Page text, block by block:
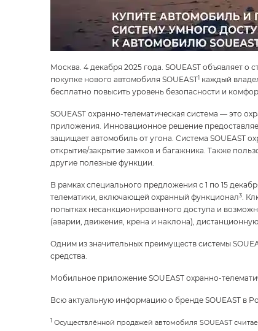
Москва. 4 декабря 2025 года. SOUEAST объявляет
покупке нового автомобиля SOUEAST1 каждый
бесплатно повысить уровень безопасности и
SOUEAST охранно-телематическая система — это
приложения. Инновационное решение
защищает автомобиль от угона. Система SOUEAST
открытие/закрытие замков и багажника. Также
другие полезные функции.
В рамках специального предложения с 1 по 15
телематики, включающей охранный функционал3
.
попытках несанкционированного доступа и
(аварии, движения, крена и наклона),
Одним из значительных преимуществ системы
средства.
Мобильное приложение SOUEAST охранно-
Всю актуальную информацию о бренде SOUEAST в
1 Осуществлённой продажей автомобиля SOUEAST